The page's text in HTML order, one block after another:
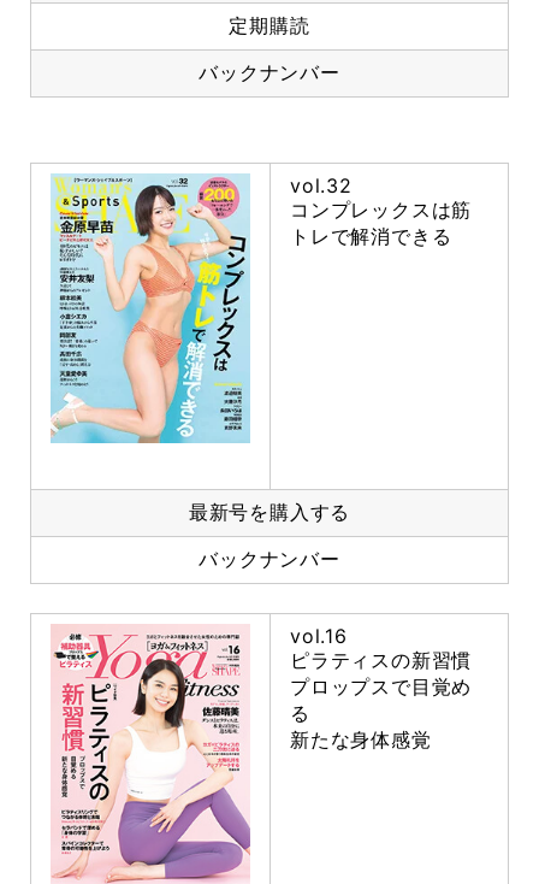
定期購読
バックナンバー
vol.32
コンプレックスは筋
トレで解消できる
最新号を購入する
バックナンバー
vol.16
ピラティスの新習慣
プロップスで目覚め
る
新たな身体感覚